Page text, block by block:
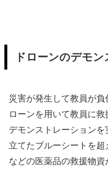
ドローンのデモ
災害が発生して教員が
ローンを用いて教員に
デモンストレーション
立てたブルーシートを
などの医薬品の救援物